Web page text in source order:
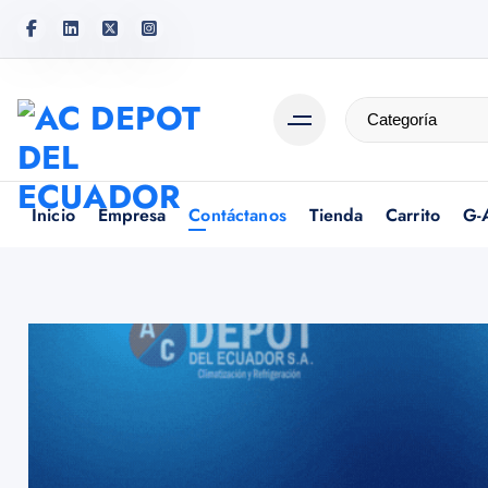
Inicio Empresa Contáctanos Tienda Carrito G-